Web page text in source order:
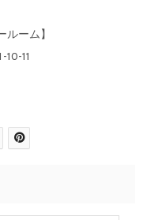
ルーム】
11